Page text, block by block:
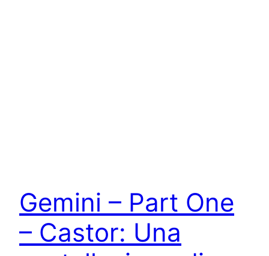
Gemini – Part One
– Castor: Una